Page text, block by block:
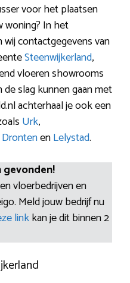
voor het plaatsen
woning? In het
contactgegevens van
Steenwijkerland,
vloeren showrooms
slag kunnen gaan met
achterhaal je ook een
Urk,
DrontenenLelystad.
vloerbedrijven en
Meld jouw bedrijf nu
linkkan je dit binnen 2